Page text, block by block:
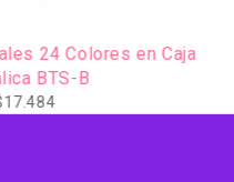
24 Colores en Caja
BTS-B